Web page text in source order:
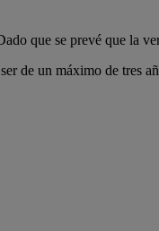
que se prevé que la
de un máximo de tres